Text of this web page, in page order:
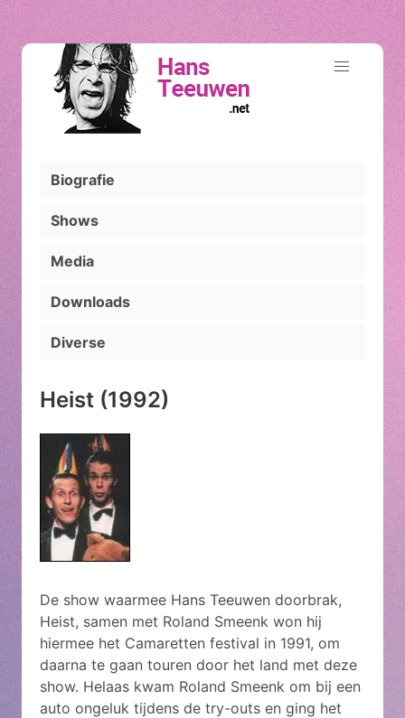
Biografie
Shows
Media
Downloads
Diverse
Heist (1992)
De show waarmee Hans Teeuwen doorbrak,
Heist, samen met Roland Smeenk won hij
hiermee het Camaretten festival in 1991, om
daarna te gaan touren door het land met deze
show. Helaas kwam Roland Smeenk om bij een
auto ongeluk tijdens de try-outs en ging het